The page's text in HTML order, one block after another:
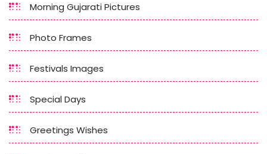
Morning Gujarati Pictures
Photo Frames
Festivals Images
Special Days
Greetings Wishes